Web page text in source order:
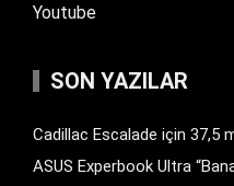
Youtube
SON YAZILAR
Cadillac Escalade için 37,5
ASUS Experbook Ultra